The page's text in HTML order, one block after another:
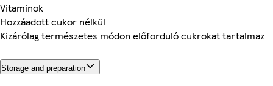
Vitaminok
Hozzáadott cukor nélkül
Kizárólag természetes módon előforduló cukrokat tartalmaz
Storage and preparation